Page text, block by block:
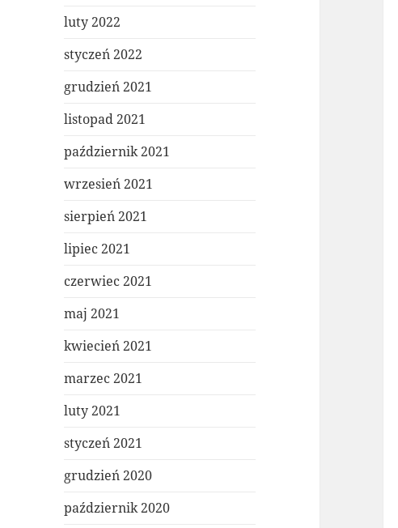
luty 2022
styczeń 2022
grudzień 2021
listopad 2021
październik 2021
wrzesień 2021
sierpień 2021
lipiec 2021
czerwiec 2021
maj 2021
kwiecień 2021
marzec 2021
luty 2021
styczeń 2021
grudzień 2020
październik 2020